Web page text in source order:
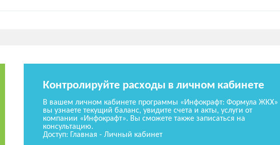
Контролируйте расходы в личном кабинете
В вашем личном кабинете программы «Инфокрафт: Формула ЖКХ»
вы узнаете текущий баланс, увидите счета и акты, услуги от
компании «Инфокрафт». Вы сможете также записаться на
консультацию.
Доступ: Главная - Личный кабинет